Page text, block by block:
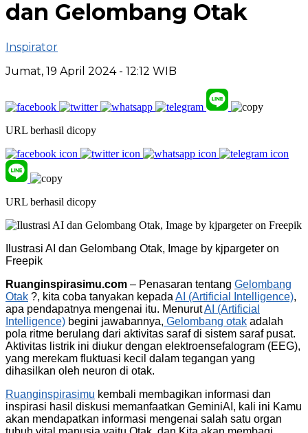
dan Gelombang Otak
Inspirator
Jumat, 19 April 2024 - 12:12 WIB
URL berhasil dicopy
URL berhasil dicopy
Ilustrasi AI dan Gelombang Otak, Image by kjpargeter on
Freepik
Ruanginspirasimu.com – Penasaran tentang Gelombang
Otak ?, kita coba tanyakan kepada AI (Artificial Intelligence),
apa pendapatnya mengenai itu. MenurutAI (Artificial
Intelligence) begini jawabannya, Gelombang otak adalah
pola ritme berulang dari aktivitas saraf di sistem saraf pusat.
Aktivitas listrik ini diukur dengan elektroensefalogram (EEG),
yang merekam fluktuasi kecil dalam tegangan yang
dihasilkan oleh neuron di otak.
Ruanginspirasimu kembali membagikan informasi dan
inspirasi hasil diskusi memanfaatkan GeminiAI, kali ini Kamu
akan mendapatkan informasi mengenai salah satu organ